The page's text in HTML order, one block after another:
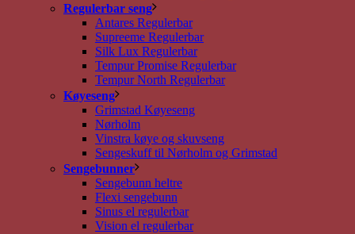
Regulerbar seng
Antares Regulerbar
Supreeme Regulerbar
Silk Lux Regulerbar
Tempur Promise Regulerbar
Tempur North Regulerbar
Køyeseng
Grimstad Køyeseng
Nørholm
Vinstra køye og skuvseng
Sengeskuff til Nørholm og Grimstad
Sengebunner
Sengebunn heltre
Flexi sengebunn
Sinus el regulerbar
Vision el regulerbar